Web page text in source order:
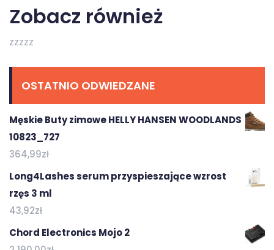
Zobacz również
zzzzz
OSTATNIO ODWIEDZANE
Męskie Buty zimowe HELLY HANSEN WOODLANDS
10823_727
364,99zł
Long4Lashes serum przyspieszające wzrost
rzęs 3 ml
43,92zł
Chord Electronics Mojo 2